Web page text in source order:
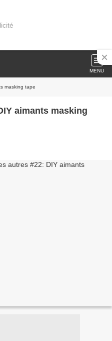
MENU
masking tape
aimants masking